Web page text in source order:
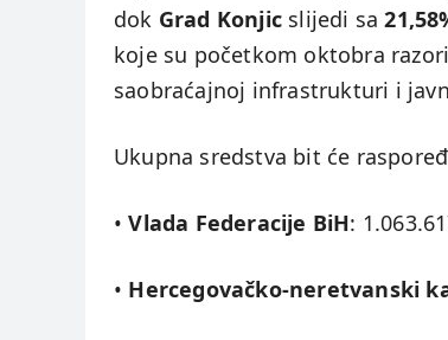
dok Grad Konjic slijedi sa
koje su početkom oktobra
saobraćajnoj infrastrukturi i
Ukupna sredstva bit će
•Vlada Federacije BiH:
• Hercegovačko-neretvanski